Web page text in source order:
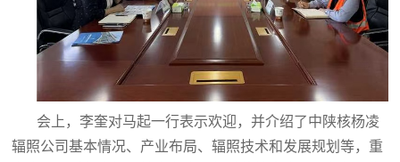
会上，李奎对马起一行表示欢迎，并介绍了中陕核杨凌
辐照公司基本情况、产业布局、辐照技术和发展规划等，重